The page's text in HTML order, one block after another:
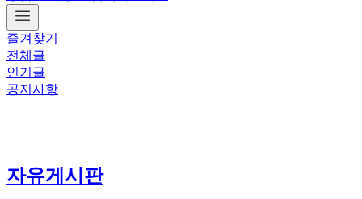
즐겨찾기
전체글
인기글
공지사항
자유게시판